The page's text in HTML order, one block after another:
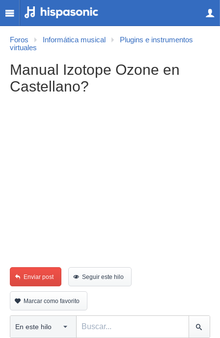
Foros Informática musical
Plugins e instrumentos
virtuales
Manual Izotope Ozone en
Castellano?
Enviar post Seguir este hilo
Marcar como favorito